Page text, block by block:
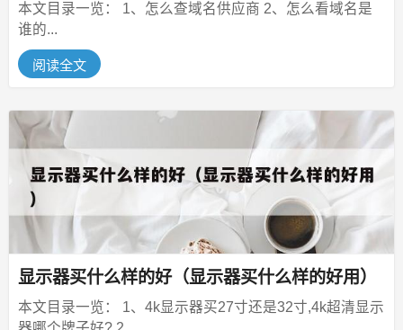
本文目录一览： 1、怎么查域名供应商 2、怎么看域名是
谁的...
阅读全文
显示器买什么样的好（显示器买什么样的好用）
本文目录一览： 1、4k显示器买27寸还是32寸,4k超清显示